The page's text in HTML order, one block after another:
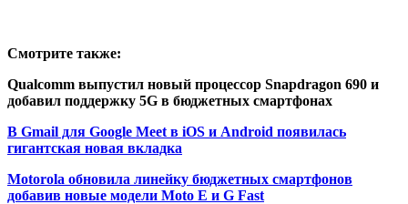
Смотрите также:
Qualcomm выпустил новый процессор Snapdragon 690 и
добавил поддержку 5G в бюджетных смартфонах
В Gmail для Google Meet в iOS и Android появилась
гигантская новая вкладка
Motorola обновила линейку бюджетных смартфонов
добавив новые модели Moto E и G Fast